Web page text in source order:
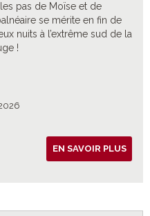
pas de Moïse et de
se mérite en fin de
nuits à l’extrême sud de la
!
Vols inclus
EN SAVOIR PLUS